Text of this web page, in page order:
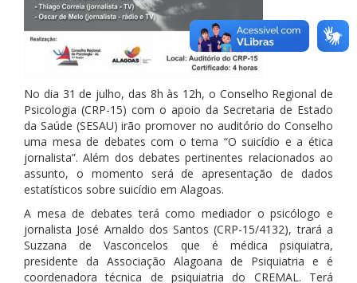
No dia 31 de julho, das 8h às 12h, o Conselho Regional de
Psicologia (CRP-15) com o apoio da Secretaria de Estado
da Saúde (SESAU) irão promover no auditório do Conselho
uma mesa de debates com o tema “O suicídio e a ética
jornalista”. Além dos debates pertinentes relacionados ao
assunto, o momento será de apresentação de dados
estatísticos sobre suicídio em Alagoas.
A mesa de debates terá como mediador o psicólogo e
jornalista José Arnaldo dos Santos (CRP-15/4132), trará a
Suzzana de Vasconcelos que é médica psiquiatra,
presidente da Associação Alagoana de Psiquiatria e é
coordenadora técnica de psiquiatria do CREMAL. Terá